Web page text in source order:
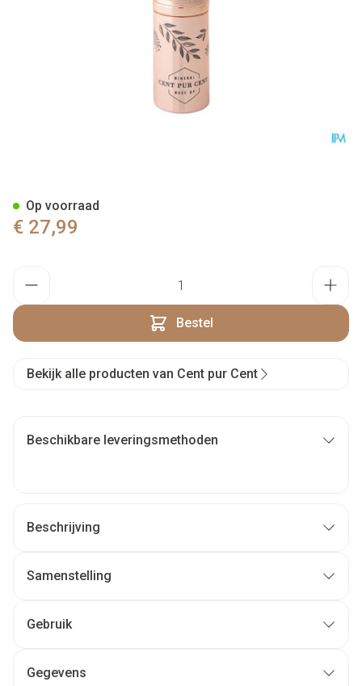
€ 27,99
Bestel
Op voorraad
Bekijk alle producten van Cent pur Cent
Beschikbare leveringsmethoden
Beschrijving
Samenstelling
Gebruik
Gegevens